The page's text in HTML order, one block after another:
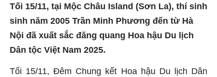
Tối 15/11, tại Mộc Châu Island (Sơn La), thí sinh
sinh năm 2005 Trần Minh Phương đến từ Hà
Nội đã xuất sắc đăng quang Hoa hậu Du lịch
Dân tộc Việt Nam 2025.
Tối 15/11, Đêm Chung kết Hoa hậu Du lịch Dân